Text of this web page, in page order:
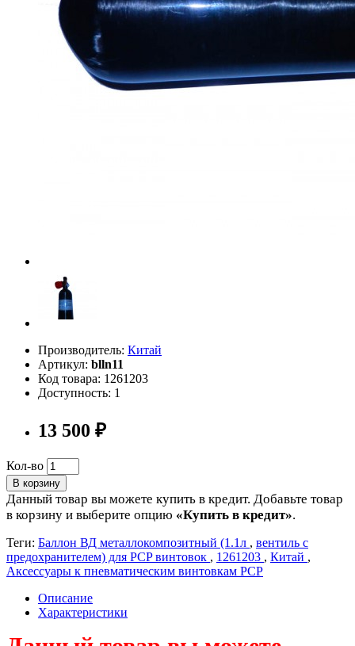
Производитель: Китай
Артикул: blln11
Код товара: 1261203
Доступность: 1
13 500 ₽
Кол-во
В корзину
Данный товар вы можете купить в кредит. Добавьте товар
в корзину и выберите опцию «Купить в кредит».
Теги: Баллон ВД металлокомпозитный (1.1л , вентиль с
предохранителем) для PCP винтовок , 1261203 , Китай ,
Аксессуары к пневматическим винтовкам PCP
Описание
Характеристики